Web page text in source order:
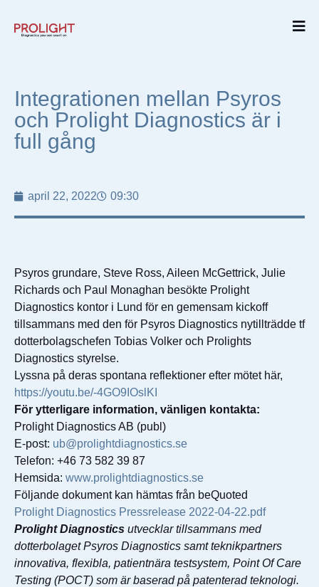
Integrationen mellan Psyros
och Prolight Diagnostics är i
full gång
april 22, 2022 09:30
Psyros grundare, Steve Ross, Aileen McGettrick, Julie
Richards och Paul Monaghan besökte Prolight
Diagnostics kontor i Lund för en gemensam kickoff
tillsammans med den för Psyros Diagnostics nytillträdde tf
dotterbolagschefen Tobias Volker och Prolights
Diagnostics styrelse.
Lyssna på deras spontana reflektioner efter mötet här,
https://youtu.be/-4GO9IOslKI
För ytterligare information, vänligen kontakta:
Prolight Diagnostics AB (publ)
E-post: ub@prolightdiagnostics.se
Telefon: +46 73 582 39 87
Hemsida: www.prolightdiagnostics.se
Följande dokument kan hämtas från beQuoted
Prolight Diagnostics Pressrelease 2022-04-22.pdf
Prolight Diagnostics utvecklar tillsammans med
dotterbolaget Psyros Diagnostics samt teknikpartners
innovativa, flexibla, patientnära testsystem, Point Of Care
Testing (POCT) som är baserad på patenterad teknologi.